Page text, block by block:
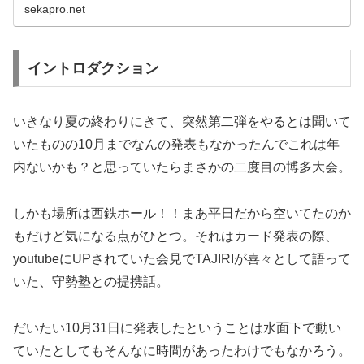
sekapro.net
イントロダクション
いきなり夏の終わりにきて、突然第二弾をやるとは聞いて
いたものの10月までなんの発表もなかったんでこれは年
内ないかも？と思っていたらまさかの二度目の博多大会。
しかも場所は西鉄ホール！！まあ平日だから空いてたのか
もだけど気になる点がひとつ。それはカード発表の際、
youtubeにUPされていた会見でTAJIRIが喜々として語って
いた、守勢塾との提携話。
だいたい10月31日に発表したということは水面下で動い
ていたとしてもそんなに時間があったわけでもなかろう。